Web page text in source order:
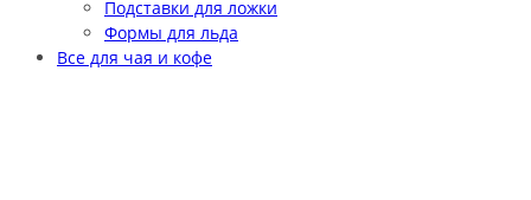
Подставки для ложки
Формы для льда
Все для чая и кофе